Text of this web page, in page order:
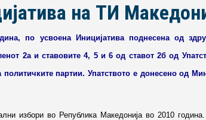
на ТИ
по усвоена Иницијатива поднесена од
2а и ставовите 4, 5 и 6 од ставот 2б од
партии. Упатството е донесено од
избори во Република Македонија во 2010